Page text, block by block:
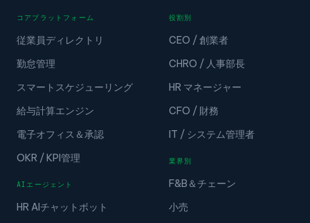
コアプラットフォーム
従業員ディレクトリ
勤怠管理
スマートスケジューリング
給与計算エンジン
電子オフィス＆承認
OKR / KPI管理
AIエージェント
HR AIチャットボット
役割別
CEO / 創業者
CHRO / 人事部長
HR マネージャー
CFO / 財務
IT / システム管理者
業界別
F&B＆チェーン
小売